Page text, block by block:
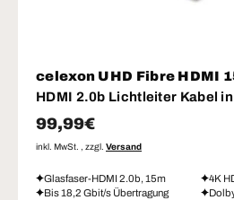
celexon UHD Fibre HDMI
HDMI 2.0b Lichtleiter Kabel
Normaler Preis
99,99€
inkl. MwSt. , zzgl. Versand
Glasfaser-HDMI 2.0b, 15m
4K
Bis 18,2 Gbit/s Übertragung